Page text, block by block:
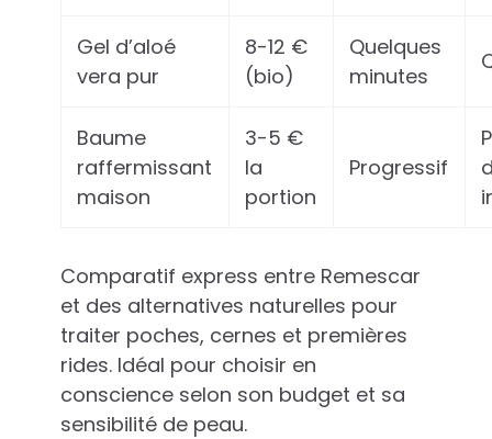
Gel d’aloé
vera pur
8-12 €
(bio)
Quelques
minutes
Baume
raffermissant
maison
3-5 €
la
portion
Progressif
Comparatif express entre Remescar
et des alternatives naturelles pour
traiter poches, cernes et premières
rides. Idéal pour choisir en
conscience selon son budget et sa
sensibilité de peau.